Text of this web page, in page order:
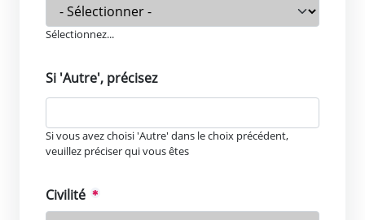
Sélectionnez...
Si 'Autre', précisez
Si vous avez choisi 'Autre' dans le choix précédent,
veuillez préciser qui vous êtes
Civilité